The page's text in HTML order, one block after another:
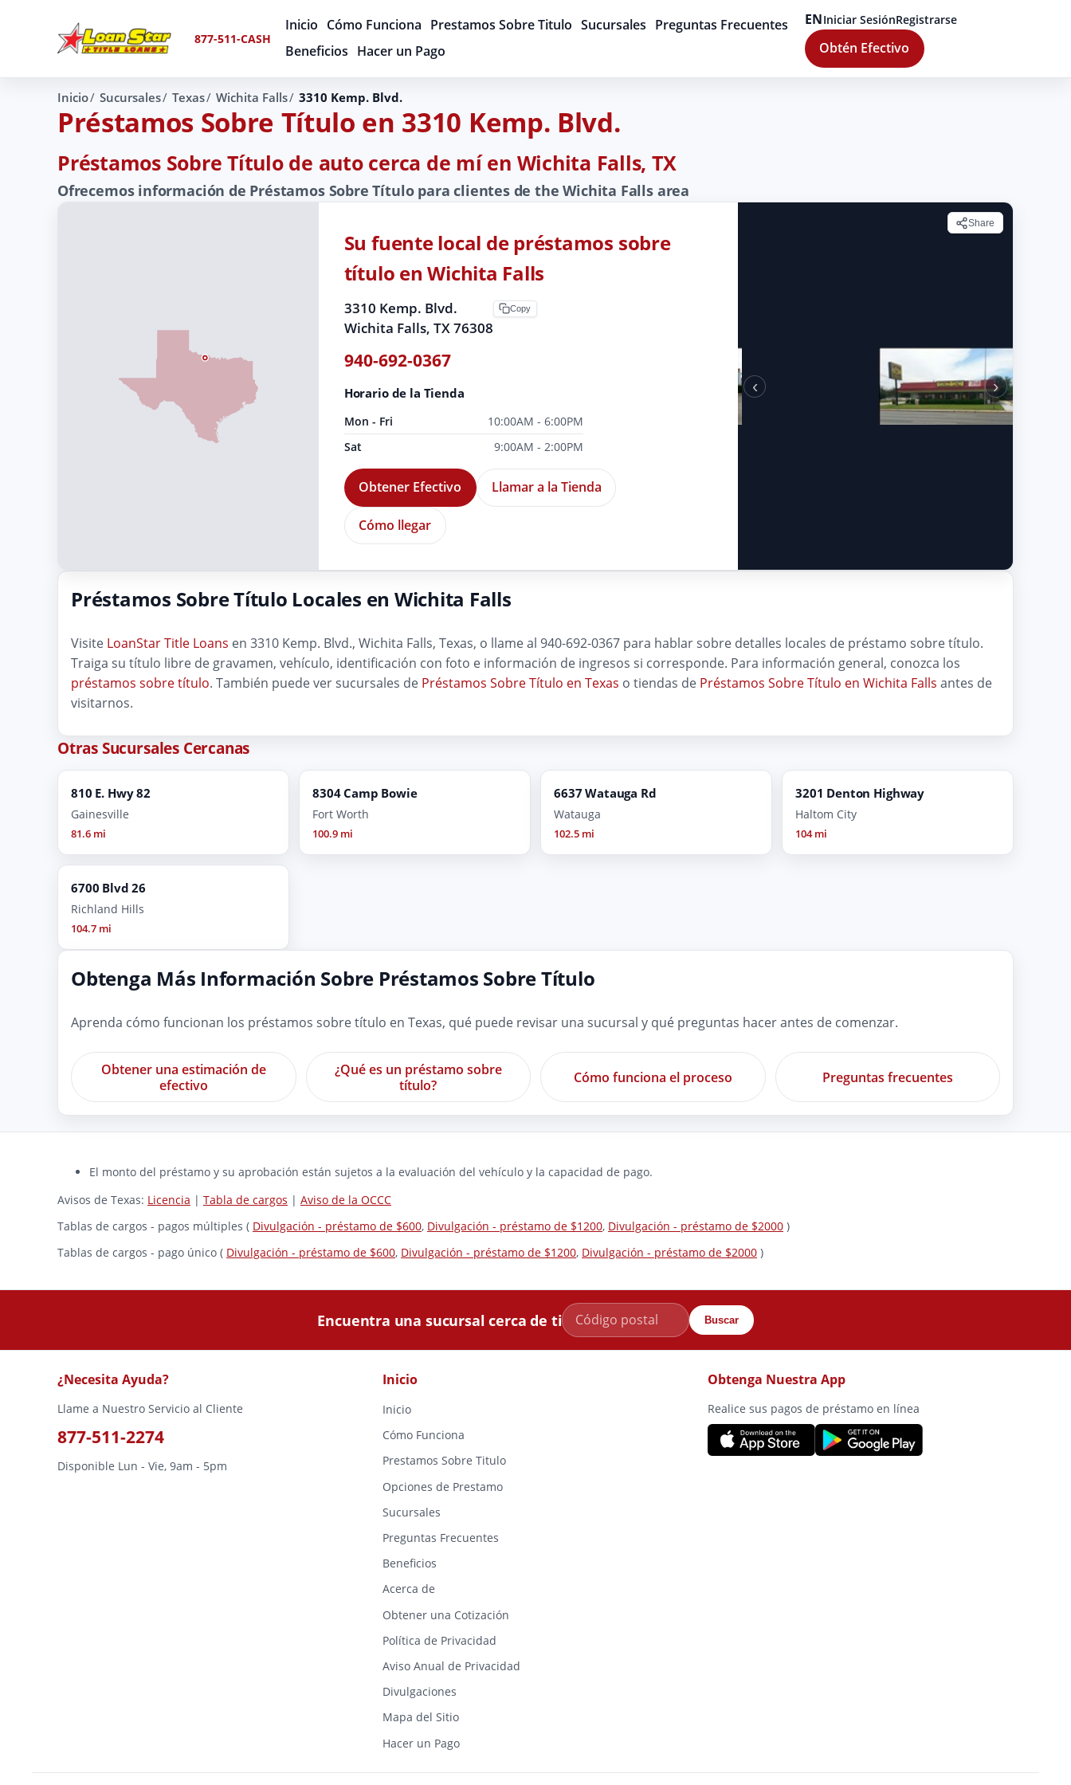
877-511-CASH
Inicio Cómo Funciona Prestamos Sobre Titulo Sucursales Preguntas Frecuentes
Beneficios Hacer un Pago
ENIniciar SesiónRegistrarse
Obtén Efectivo
Inicio Sucursales Texas Wichita Falls 3310 Kemp. Blvd.
Préstamos Sobre Título en 3310 Kemp. Blvd.
Préstamos Sobre Título de auto cerca de mí en Wichita Falls, TX
Ofrecemos información de Préstamos Sobre Título para clientes de the Wichita Falls area
Share
‹ ›
Su fuente local de préstamos sobre
título en Wichita Falls
3310 Kemp. Blvd.
Wichita Falls, TX 76308
Copy
940-692-0367
Horario de la Tienda
Mon - Fri
10:00AM - 6:00PM
Sat
9:00AM - 2:00PM
Obtener Efectivo Llamar a la Tienda
Cómo llegar
Préstamos Sobre Título Locales en Wichita Falls
Visite LoanStar Title Loans en 3310 Kemp. Blvd., Wichita Falls, Texas, o llame al 940-692-0367 para hablar sobre detalles locales de préstamo sobre título.
Traiga su título libre de gravamen, vehículo, identificación con foto e información de ingresos si corresponde. Para información general, conozca los
préstamos sobre título. También puede ver sucursales de Préstamos Sobre Título en Texas o tiendas de Préstamos Sobre Título en Wichita Falls antes de
visitarnos.
Otras Sucursales Cercanas
810 E. Hwy 82
Gainesville
81.6 mi
8304 Camp Bowie
Fort Worth
100.9 mi
6637 Watauga Rd
Watauga
102.5 mi
3201 Denton Highway
Haltom City
104 mi
6700 Blvd 26
Richland Hills
104.7 mi
Obtenga Más Información Sobre Préstamos Sobre Título
Aprenda cómo funcionan los préstamos sobre título en Texas, qué puede revisar una sucursal y qué preguntas hacer antes de comenzar.
Obtener una estimación de
efectivo
¿Qué es un préstamo sobre
título?
Cómo funciona el proceso Preguntas frecuentes
El monto del préstamo y su aprobación están sujetos a la evaluación del vehículo y la capacidad de pago.
Avisos de Texas: Licencia | Tabla de cargos | Aviso de la OCCC
Tablas de cargos - pagos múltiples ( Divulgación - préstamo de $600, Divulgación - préstamo de $1200, Divulgación - préstamo de $2000 )
Tablas de cargos - pago único ( Divulgación - préstamo de $600, Divulgación - préstamo de $1200, Divulgación - préstamo de $2000 )
Encuentra una sucursal cerca de ti Buscar
¿Necesita Ayuda?
Llame a Nuestro Servicio al Cliente
877-511-2274
Disponible Lun - Vie, 9am - 5pm
Inicio
Inicio
Cómo Funciona
Prestamos Sobre Titulo
Opciones de Prestamo
Sucursales
Preguntas Frecuentes
Beneficios
Acerca de
Obtener una Cotización
Política de Privacidad
Aviso Anual de Privacidad
Divulgaciones
Mapa del Sitio
Hacer un Pago
Obtenga Nuestra App
Realice sus pagos de préstamo en línea